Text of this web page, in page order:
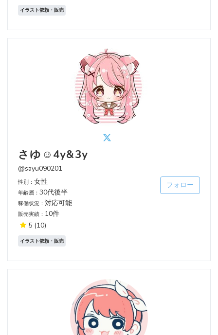
イラスト依頼・販売
さゆ☺︎4y&3y
@sayu090201
性別： 女性
年齢層： 30代後半
稼働状況： 対応可能
販売実績： 10件
5 (10)
フォロー
イラスト依頼・販売